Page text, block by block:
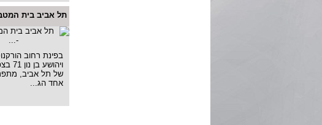
תל אביב בית
בפינת רחוב
ויהושע
של תל אביב,
אחד הג...